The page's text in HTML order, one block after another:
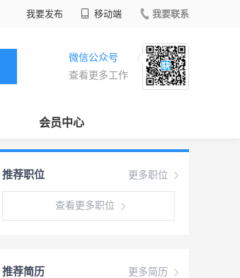
我要发布 移动端 我要联系
微信公众号
查看更多工作
会员中心
更多职位
推荐职位
查看更多职位
更多简历
推荐简历